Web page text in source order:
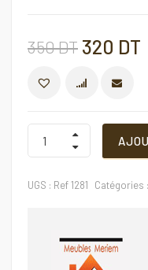
350DT Le
prix
initial
était :
320 DT
Table
basse
Ref
Quantité
UGS : Ref 1281 Catégories :